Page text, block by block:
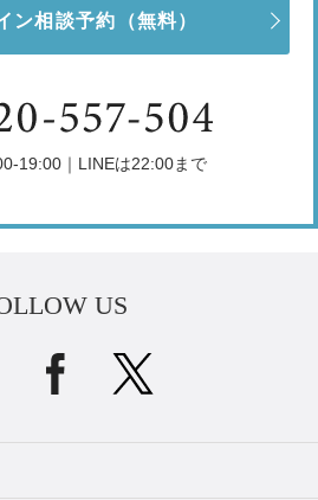
ン相談予約 （無料）
19:00｜LINEは22:00まで
US